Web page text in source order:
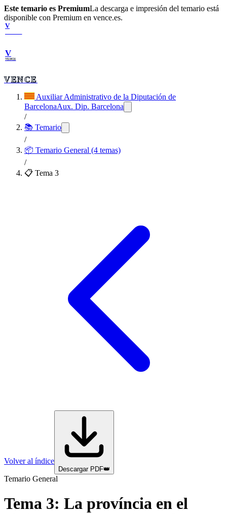
Este temario es PremiumLa descarga e impresión del temario está
disponible con Premium en vence.es.
V
V
VENCE
VENCE
Auxiliar Administrativo de la Diputación de
BarcelonaAux. Dip. Barcelona
/
📚 Temario
/
📦 Temario General (4 temas)
/
📋 Tema 3
Volver al índice
Descargar PDF👑
Temario General
Tema 3: La província en el